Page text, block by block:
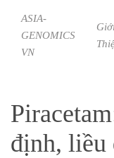
Skip to main
ASIA-
GENOMICS
VN
định, liều